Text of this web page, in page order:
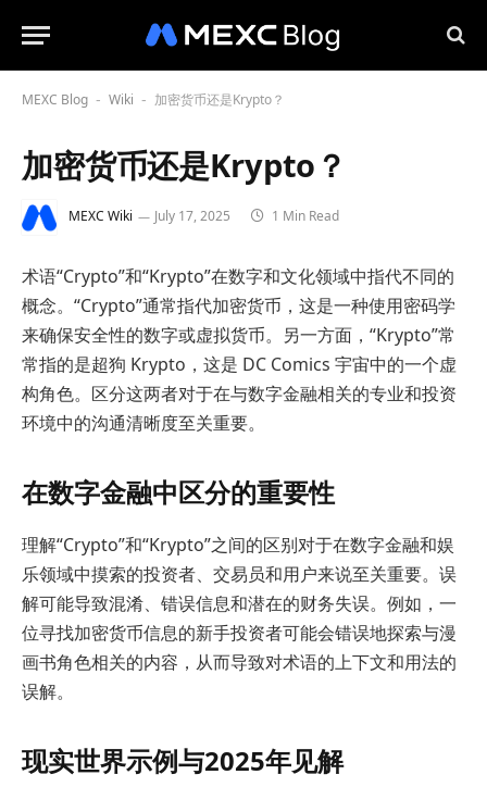
MEXC Blog - Wiki - 加密货币还是Krypto？
加密货币还是Krypto？
MEXC Wiki July 17, 2025 1 Min Read
术语“Crypto”和“Krypto”在数字和文化领域中指代不同的
概念。“Crypto”通常指代加密货币，这是一种使用密码学
来确保安全性的数字或虚拟货币。另一方面，“Krypto”常
常指的是超狗 Krypto，这是 DC Comics 宇宙中的一个虚
构角色。区分这两者对于在与数字金融相关的专业和投资
环境中的沟通清晰度至关重要。
在数字金融中区分的重要性
理解“Crypto”和“Krypto”之间的区别对于在数字金融和娱
乐领域中摸索的投资者、交易员和用户来说至关重要。误
解可能导致混淆、错误信息和潜在的财务失误。例如，一
位寻找加密货币信息的新手投资者可能会错误地探索与漫
画书角色相关的内容，从而导致对术语的上下文和用法的
误解。
现实世界示例与2025年见解